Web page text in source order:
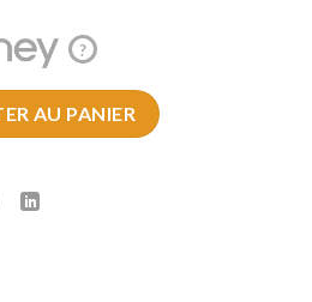
?
saxophone Alto
AU PANIER